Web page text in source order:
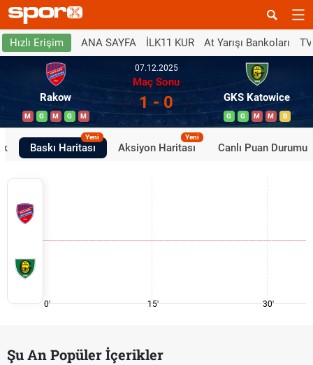
Hızlı Erişim ANA SAYFA İLK11 KUR At Yarışı Bankoları
Rakow
M G M G M
07.12.2025
Maç Sonu
1 - 0 GKS Katowice
G G M M B
Baskı Haritası
Yeni
Aksiyon Haritası
Yeni
Canlı Puan Durumu
0' 15' 30'
Şu An Popüler İçerikler